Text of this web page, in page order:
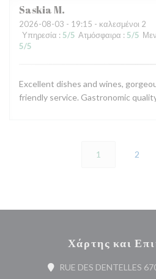
SaskiaM
2026-08-03 - 19:15 - καλεσμένοι 2
Υπηρεσία : 5/5 Ατμόσφαιρα : 5/5
5/5
Excellent dishes and wines,
friendly service. Gastronomic
1 2
Χάρτης και
RUE DES DENTELLES